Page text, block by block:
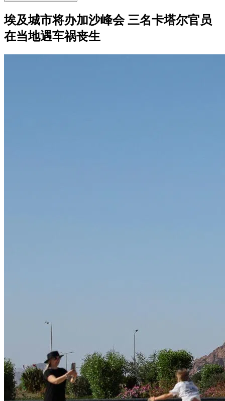
埃及城市将办加沙峰会 三名卡塔尔官员
在当地遇车祸丧生